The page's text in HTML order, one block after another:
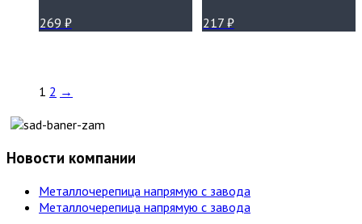
269 ₽ 217 ₽
1 2 →
Новости компании
Металлочерепица напрямую с завода
Металлочерепица напрямую с завода